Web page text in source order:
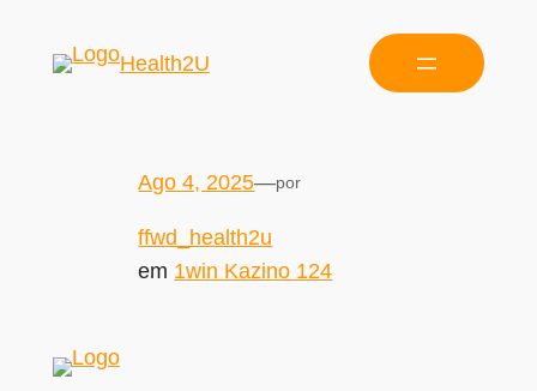
Health2U
Ago 4, 2025—por
ffwd_health2u
em 1win Kazino 124